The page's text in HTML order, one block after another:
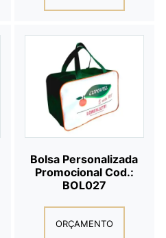
Bolsa Personalizada
Promocional Cod.:
BOL027
ORÇAMENTO